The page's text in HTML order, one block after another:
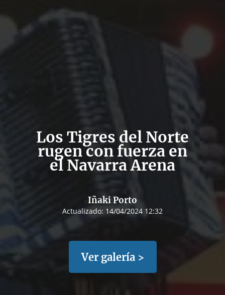
Los Tigres del Norte
rugen con fuerza en
el Navarra Arena
Iñaki Porto
Actualizado: 14/04/2024 12:32
Ver galería >